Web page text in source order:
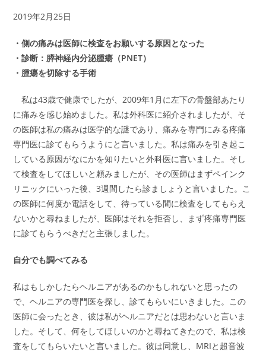
2019年2月25日
・側の痛みは医師に検査をお願いする原因となった
・診断：膵神経内分泌腫瘍（PNET）
・腫瘍を切除する手術
私は43歳で健康でしたが、2009年1月に左下の骨盤部あたり
に痛みを感じ始めました。私は外科医に紹介されましたが、そ
の医師は私の痛みは医学的な謎であり、痛みを専門にみる疼痛
専門医に診てもらうようにと言いました。私は痛みを引き起こ
している原因がなにかを知りたいと外科医に言いました。そし
て検査をしてほしいと頼みましたが、その医師はまずペインク
リニックにいった後、3週間したら診ましょうと言いました。こ
の医師に何度か電話をして、待っている間に検査をしてもらえ
ないかと尋ねましたが、医師はそれを拒否し、まず疼痛専門医
に診てもらうべきだと主張しました。
自分でも調べてみる
私はもしかしたらヘルニアがあるのかもしれないと思ったの
で、ヘルニアの専門医を探し、診てもらいにいきました。この
医師に会ったとき、彼は私がヘルニアだとは思わないと言いま
した。そして、何をしてほしいのかと尋ねてきたので、私は検
査をしてもらいたいと言いました。彼は同意し、MRIと超音波